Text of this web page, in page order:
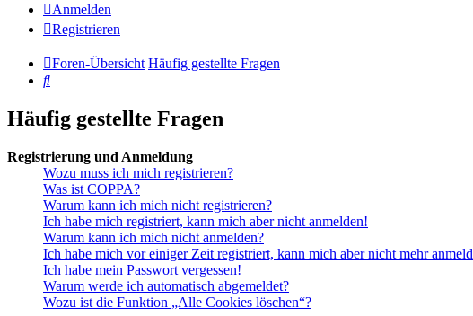
Anmelden
Registrieren
Foren-Übersicht Häufig gestellte Fragen
Suche
Häufig gestellte Fragen
Registrierung und Anmeldung
Wozu muss ich mich registrieren?
Was ist COPPA?
Warum kann ich mich nicht registrieren?
Ich habe mich registriert, kann mich aber nicht anmelden!
Warum kann ich mich nicht anmelden?
Ich habe mich vor einiger Zeit registriert, kann mich aber nicht mehr
Ich habe mein Passwort vergessen!
Warum werde ich automatisch abgemeldet?
Wozu ist die Funktion „Alle Cookies löschen“?